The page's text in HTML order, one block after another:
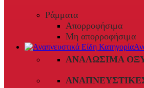
Ράμματα
Απορροφήσιμα
Μη απορροφήσιμα
ΑΝΑΛΏΣΙΜΑ